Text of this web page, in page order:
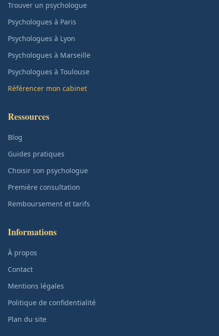
Trouver un psychologue
Psychologues à Paris
Psychologues à Lyon
Psychologues à Marseille
Psychologues à Toulouse
Référencer mon cabinet
Ressources
Blog
Guides pratiques
Choisir son psychologue
Première consultation
Remboursement et tarifs
Informations
À propos
Contact
Mentions légales
Politique de confidentialité
Plan du site